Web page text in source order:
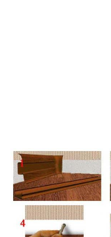
помощи
светодиодную
плинтус на
фиксации
Плинтус должен
ведь в его
освещения.